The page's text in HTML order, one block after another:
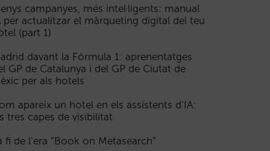
campanyes, més intel·ligents: manual
per actualitzar el màrqueting digital del teu
(part 1)
davant la Fórmula 1: aprenentatges
GP de Catalunya i del GP de Ciutat de
per als hotels
apareix un hotel en els assistents d’IA:
tres capes de visibilitat
fi de l’era “Book on Metasearch”